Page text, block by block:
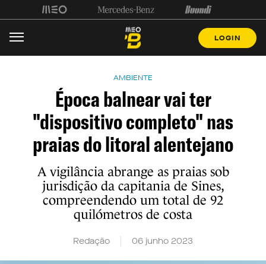
LOGIN
AMBIENTE
Época balnear vai ter
"dispositivo completo" nas
praias do litoral alentejano
A vigilância abrange as praias sob
jurisdição da capitania de Sines,
compreendendo um total de 92
quilómetros de costa
Redação 06 junho 2023